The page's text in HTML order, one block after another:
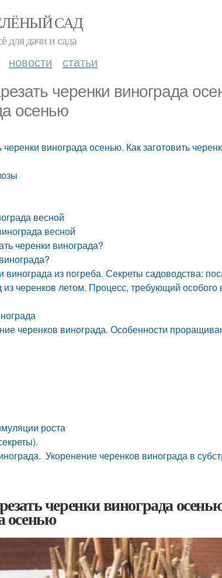
САД
для дачи и сада
новости статьи
черенки винограда
осенью
винограда осенью. Как заготовить
весной
весной
черенки винограда?
винограда из погреба. Секреты садоводства:
из черенков летом. Процесс, требующий
черенков винограда. Особенности
роста
Укоренение черенков винограда в
черенки винограда
осенью